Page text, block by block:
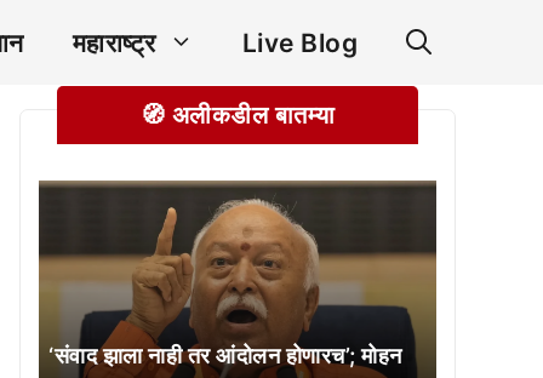
महाराष्ट्र Live Blog
🧭 अलीकडील बातम्या
‘संवाद झाला नाही तर आंदोलन होणारच’; मोहन